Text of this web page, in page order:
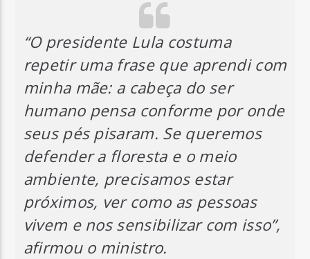
“O presidente Lula costuma
repetir uma frase que aprendi com
minha mãe: a cabeça do ser
humano pensa conforme por onde
seus pés pisaram. Se queremos
defender a floresta e o meio
ambiente, precisamos estar
próximos, ver como as pessoas
vivem e nos sensibilizar com isso”,
afirmou o ministro.